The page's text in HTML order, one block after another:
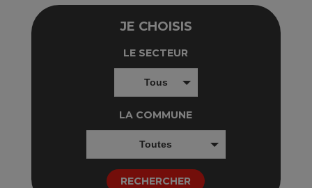
JE CHOISIS
LE SECTEUR
Tous
LA COMMUNE
Toutes
RECHERCHER